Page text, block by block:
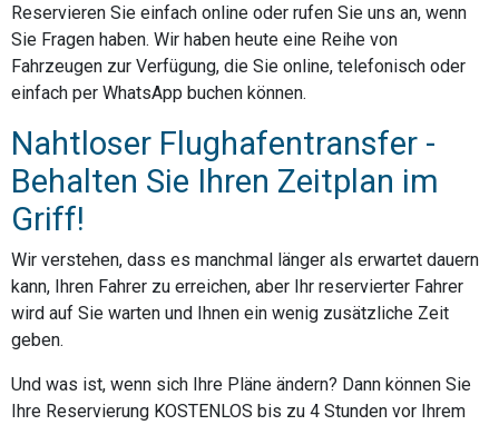
Reservieren Sie einfach online oder rufen Sie uns an, wenn
Sie Fragen haben. Wir haben heute eine Reihe von
Fahrzeugen zur Verfügung, die Sie online, telefonisch oder
einfach per WhatsApp buchen können.
Nahtloser Flughafentransfer -
Behalten Sie Ihren Zeitplan im
Griff!
Wir verstehen, dass es manchmal länger als erwartet dauern
kann, Ihren Fahrer zu erreichen, aber Ihr reservierter Fahrer
wird auf Sie warten und Ihnen ein wenig zusätzliche Zeit
geben.
Und was ist, wenn sich Ihre Pläne ändern? Dann können Sie
Ihre Reservierung KOSTENLOS bis zu 4 Stunden vor Ihrem